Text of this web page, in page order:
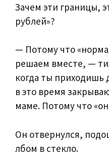
Зачем эти границы,
рублей»?
— Потому что
решаем вместе, —
когда ты приходишь
в это время
маме. Потому что
Он отвернулся,
лбом в стекло.